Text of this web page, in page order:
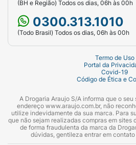
(BH e Região) Todos os dias, 06h às 00h
0300.313.1010
(Todo Brasil) Todos os dias, 06h às 00h
Termo de Uso
Portal da
Covid-19
Código de Ética e
A Drogaria Araujo S/A informa que o
endereço www.araujo.com.br, não
utilize indevidamente da sua marca. Para
que não sejam realizadas compras em sites
de forma fraudulenta da marca da
dúvidas, gentileza entrar em